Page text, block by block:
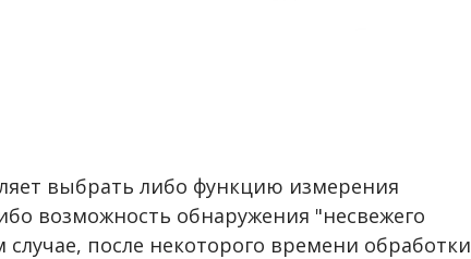
выбрать либо функцию измерения
возможность обнаружения "несвежего
после некоторого времени обработки